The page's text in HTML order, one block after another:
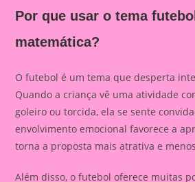
Por que usar o tema
matemática?
O futebol é um tema que desperta
Quando a criança vê uma atividade
goleiro ou torcida, ela se sente
envolvimento emocional favorece a
torna a proposta mais atrativa e
Além disso, o futebol oferece muitas